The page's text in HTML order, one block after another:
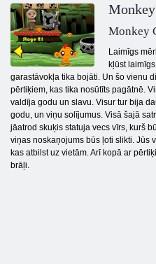
Monkey
Monkey
Laimīgs
kļūst
garastāvokļa tika bojāti. Un šo vienu
pērtiķiem, kas tika nosūtīts pagātnē.
valdīja godu un slavu. Visur tur bija
godu, un viņu solījumus. Visā šajā
jāatrod skuķis statuja vecs vīrs, kurš
viņas noskaņojums būs ļoti slikti. Jūs
kas atbilst uz vietām. Arī kopā ar
brāļi.